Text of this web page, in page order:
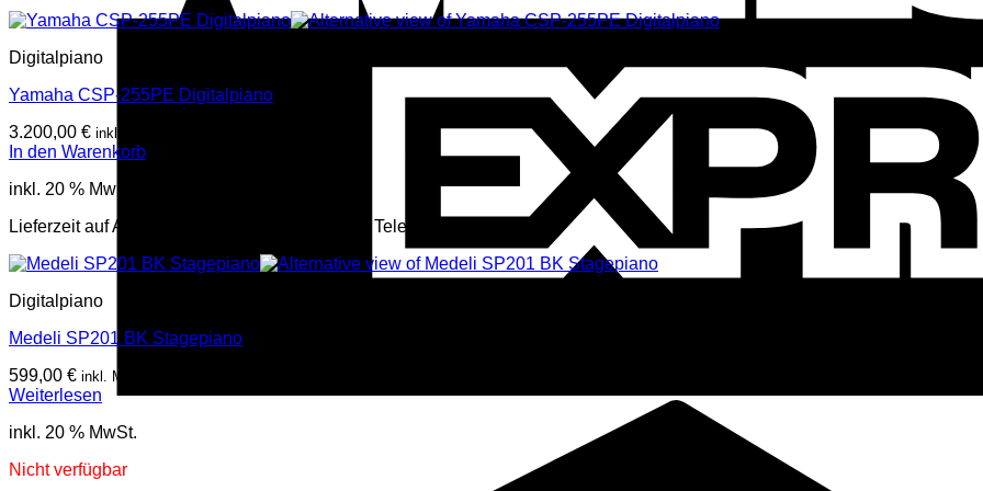
Digitalpiano
Yamaha CSP-255PE Digitalpiano
3.200,00 € inkl. Mwst
In den Warenkorb
inkl. 20 % MwSt.
Lieferzeit auf Anfrage, mehr Infos per Mail oder Telefon
Digitalpiano
Medeli SP201 BK Stagepiano
599,00 € inkl. Mwst
Weiterlesen
inkl. 20 % MwSt.
Nicht verfügbar